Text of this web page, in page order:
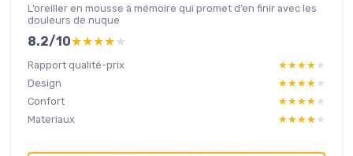
L’oreiller en mousse à mémoire qui promet d’en finir avec les
douleurs de nuque
8.2/10★★★★★
★★★★★
Rapport qualité-prix ★★★★★
★★★★★
Design
★★★★★
★★★★★
Confort
★★★★★
★★★★★
Materiaux
★★★★★
★★★★★